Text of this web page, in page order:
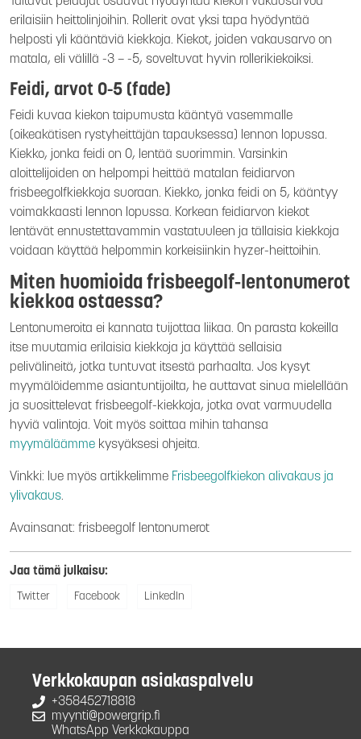
erilaisiin heittolinjoihin. Rollerit ovat yksi tapa hyödyntää
helposti yli kääntäviä kiekkoja. Kiekot, joiden vakausarvo on
matala, eli välillä -3 – -5, soveltuvat hyvin rollerikiekoiksi.
Feidi, arvot 0-5 (fade)
Feidi kuvaa kiekon taipumusta kääntyä vasemmalle
(oikeakätisen rystyheittäjän tapauksessa) lennon lopussa.
Kiekko, jonka feidi on 0, lentää suorimmin. Varsinkin
aloittelijoiden on helpompi heittää matalan feidiarvon
frisbeegolfkiekkoja suoraan. Kiekko, jonka feidi on 5, kääntyy
voimakkaasti lennon lopussa. Korkean feidiarvon kiekot
lentävät ennustettavammin vastatuuleen ja tällaisia kiekkoja
voidaan käyttää helpommin korkeisiinkin hyzer-heittoihin.
Miten huomioida frisbeegolf-lentonumerot
kiekkoa ostaessa?
Lentonumeroita ei kannata tuijottaa liikaa. On parasta kokeilla
itse muutamia erilaisia kiekkoja ja käyttää sellaisia
pelivälineitä, jotka tuntuvat itsestä parhaalta. Jos kysyt
myymälöidemme asiantuntijoilta, he auttavat sinua mielellään
ja suosittelevat frisbeegolf-kiekkoja, jotka ovat varmuudella
hyviä valintoja. Voit myös soittaa mihin tahansa
myymäläämme kysyäksesi ohjeita.
Vinkki: lue myös artikkelimme Frisbeegolfkiekon alivakaus ja
ylivakaus.
Avainsanat: frisbeegolf lentonumerot
Jaa tämä julkaisu:
Twitter Facebook LinkedIn
Verkkokaupan asiakaspalvelu
+358452718818
myynti@powergrip.fi
WhatsApp Verkkokauppa